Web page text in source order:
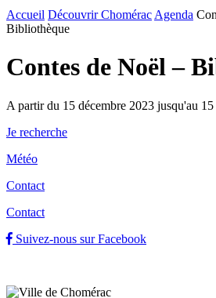
Accueil Découvrir Chomérac Agenda
Bibliothèque
Contes de Noël –
A partir du 15 décembre 2023 jusqu'au
Je recherche
Météo
Contact
Contact
Suivez-nous sur Facebook